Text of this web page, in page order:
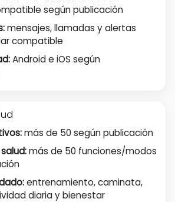
según publicación
mensajes, llamadas y alertas
compatible
Android e iOS según
más de 50 según publicación
más de 50 funciones/modos
entrenamiento, caminata,
diaria y bienestar